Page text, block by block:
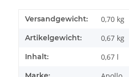
Versandgewicht: 0,70 kg
Artikelgewicht: 0,67 kg
Inhalt: 0,67 l